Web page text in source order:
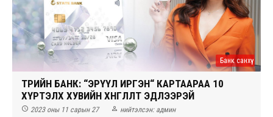
Банк санхүү
ТӨРИЙН БАНК: “ЭРҮҮЛ ИРГЭН“ КАРТААРАА 10
ХҮРТЭЛХ ХУВИЙН ХӨНГӨЛӨЛТ ЭДЛЭЭРЭЙ
 2023 оны 11 сарын 27  нийтэлсэн: админ